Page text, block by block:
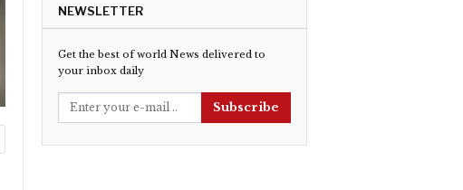
NEWSLETTER
Get the best of world News delivered to
your inbox daily
Subscribe